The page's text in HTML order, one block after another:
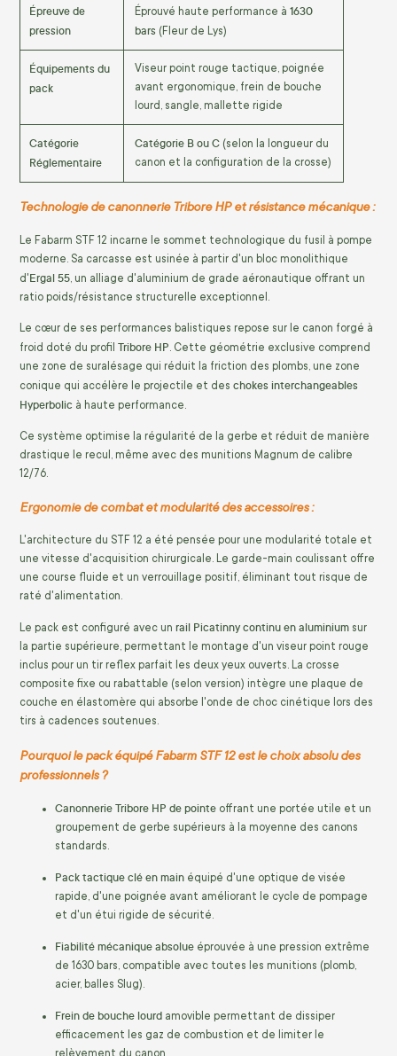
Épreuve de
pression
Éprouvé haute performance à 1630
bars (Fleur de Lys)
Équipements du
pack
Viseur point rouge tactique, poignée
avant ergonomique, frein de bouche
lourd, sangle, mallette rigide
Catégorie
Réglementaire
Catégorie B ou C (selon la longueur du
canon et la configuration de la crosse)
Technologie de canonnerie Tribore HP et résistance mécanique :
Le Fabarm STF 12 incarne le sommet technologique du fusil à pompe
moderne. Sa carcasse est usinée à partir d'un bloc monolithique
d'Ergal 55 , un alliage d'aluminium de grade aéronautique offrant un
ratio poids/résistance structurelle exceptionnel.
Le cœur de ses performances balistiques repose sur le canon forgé à
froid doté du profil Tribore HP . Cette géométrie exclusive comprend
une zone de suralésage qui réduit la friction des plombs, une zone
conique qui accélère le projectile et des chokes interchangeables
Hyperbolic à haute performance.
Ce système optimise la régularité de la gerbe et réduit de manière
drastique le recul, même avec des munitions Magnum de calibre
12/76.
Ergonomie de combat et modularité des accessoires :
L'architecture du STF 12 a été pensée pour une modularité totale et
une vitesse d'acquisition chirurgicale. Le garde-main coulissant offre
une course fluide et un verrouillage positif, éliminant tout risque de
raté d'alimentation.
Le pack est configuré avec un rail Picatinny continu en aluminium sur
la partie supérieure, permettant le montage d'un viseur point rouge
inclus pour un tir reflex parfait les deux yeux ouverts. La crosse
composite fixe ou rabattable (selon version) intègre une plaque de
couche en élastomère qui absorbe l'onde de choc cinétique lors des
tirs à cadences soutenues.
Pourquoi le pack équipé Fabarm STF 12 est le choix absolu des
professionnels ?
Canonnerie Tribore HP de pointe offrant une portée utile et un
groupement de gerbe supérieurs à la moyenne des canons
standards.
Pack tactique clé en main équipé d'une optique de visée
rapide, d'une poignée avant améliorant le cycle de pompage
et d'un étui rigide de sécurité.
Fiabilité mécanique absolue éprouvée à une pression extrême
de 1630 bars, compatible avec toutes les munitions (plomb,
acier, balles Slug).
Frein de bouche lourd amovible permettant de dissiper
efficacement les gaz de combustion et de limiter le
relèvement du canon.